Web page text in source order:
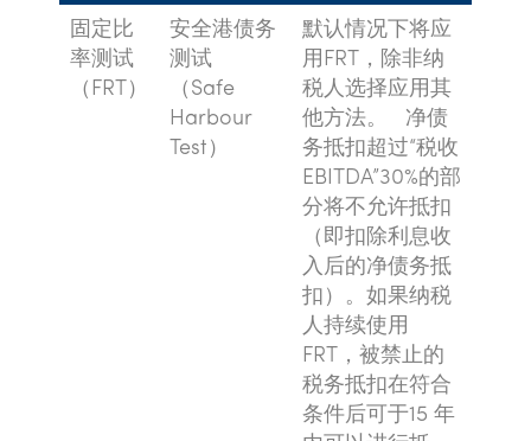
固定比
率测试
（FRT）
安全港债务
测试
（Safe
Harbour
Test）
默认情况下将应
用FRT，除非纳
税人选择应用其
他方法。 净债
务抵扣超过“税收
EBITDA”30%的部
分将不允许抵扣
（即扣除利息收
入后的净债务抵
扣）。如果纳税
人持续使用
FRT，被禁止的
税务抵扣在符合
条件后可于15 年